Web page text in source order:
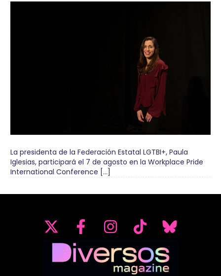
La presidenta de la Federación Estatal LGTBI+, Paula
Iglesias, participará el 7 de agosto en la Workplace Pride
International Conference […]